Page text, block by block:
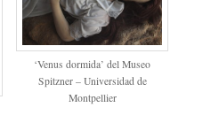
‘Venus dormida’ del Museo
Spitzner – Universidad de
Montpellier